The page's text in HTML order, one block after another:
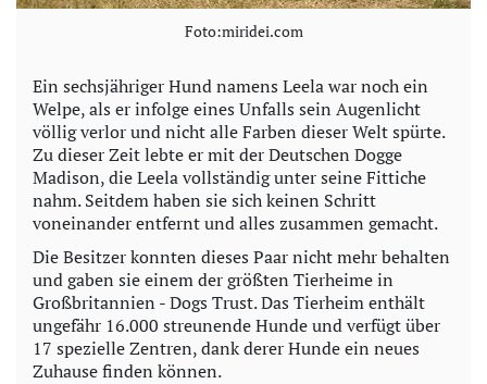
Foto:miridei.com
Ein sechsjähriger Hund namens Leela war noch ein
Welpe, als er infolge eines Unfalls sein Augenlicht
völlig verlor und nicht alle Farben dieser Welt spürte.
Zu dieser Zeit lebte er mit der Deutschen Dogge
Madison, die Leela vollständig unter seine Fittiche
nahm. Seitdem haben sie sich keinen Schritt
voneinander entfernt und alles zusammen gemacht.
Die Besitzer konnten dieses Paar nicht mehr behalten
und gaben sie einem der größten Tierheime in
Großbritannien - Dogs Trust. Das Tierheim enthält
ungefähr 16.000 streunende Hunde und verfügt über
17 spezielle Zentren, dank derer Hunde ein neues
Zuhause finden können.